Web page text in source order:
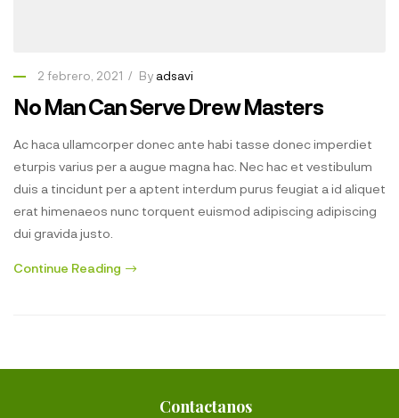
2 febrero, 2021 By adsavi
No Man Can Serve Drew Masters
Ac haca ullamcorper donec ante habi tasse donec imperdiet
eturpis varius per a augue magna hac. Nec hac et vestibulum
duis a tincidunt per a aptent interdum purus feugiat a id aliquet
erat himenaeos nunc torquent euismod adipiscing adipiscing
dui gravida justo.
Continue Reading
Contactanos